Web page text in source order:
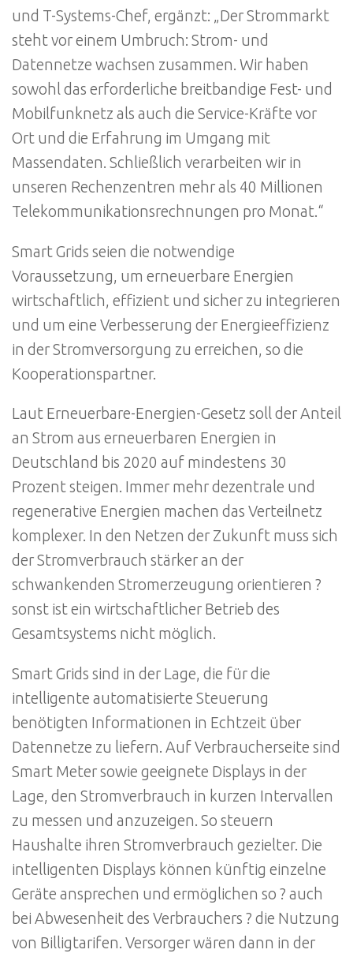
und T-Systems-Chef, ergänzt: „Der Strommarkt
steht vor einem Umbruch: Strom- und
Datennetze wachsen zusammen. Wir haben
sowohl das erforderliche breitbandige Fest- und
Mobilfunknetz als auch die Service-Kräfte vor
Ort und die Erfahrung im Umgang mit
Massendaten. Schließlich verarbeiten wir in
unseren Rechenzentren mehr als 40 Millionen
Telekommunikationsrechnungen pro Monat.“
Smart Grids seien die notwendige
Voraussetzung, um erneuerbare Energien
wirtschaftlich, effizient und sicher zu integrieren
und um eine Verbesserung der Energieeffizienz
in der Stromversorgung zu erreichen, so die
Kooperationspartner.
Laut Erneuerbare-Energien-Gesetz soll der Anteil
an Strom aus erneuerbaren Energien in
Deutschland bis 2020 auf mindestens 30
Prozent steigen. Immer mehr dezentrale und
regenerative Energien machen das Verteilnetz
komplexer. In den Netzen der Zukunft muss sich
der Stromverbrauch stärker an der
schwankenden Stromerzeugung orientieren ?
sonst ist ein wirtschaftlicher Betrieb des
Gesamtsystems nicht möglich.
Smart Grids sind in der Lage, die für die
intelligente automatisierte Steuerung
benötigten Informationen in Echtzeit über
Datennetze zu liefern. Auf Verbraucherseite sind
Smart Meter sowie geeignete Displays in der
Lage, den Stromverbrauch in kurzen Intervallen
zu messen und anzuzeigen. So steuern
Haushalte ihren Stromverbrauch gezielter. Die
intelligenten Displays können künftig einzelne
Geräte ansprechen und ermöglichen so ? auch
bei Abwesenheit des Verbrauchers ? die Nutzung
von Billigtarifen. Versorger wären dann in der